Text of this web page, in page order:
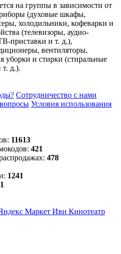
на группы в зависимости от
(духовые шкафы,
холодильники, кофеварки и
(телевизоры, аудио-
приставки и т. д.),
вентиляторы,
уборки и стирки (стиральные
д.).
Сотрудничество с нами
Условия использования
11613
421
478
1241
Маркет Иви Кинотеатр